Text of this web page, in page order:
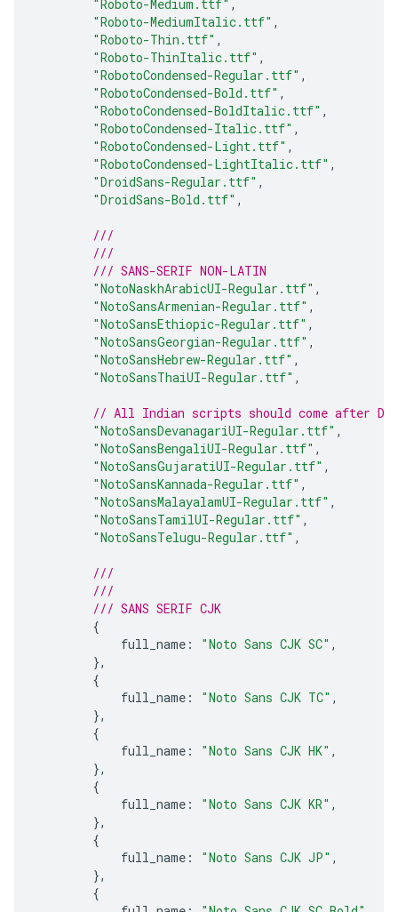
"Roboto-Medium.ttf" ,
"Roboto-MediumItalic.ttf" ,
"Roboto-Thin.ttf" ,
"Roboto-ThinItalic.ttf" ,
"RobotoCondensed-Regular.ttf" ,
"RobotoCondensed-Bold.ttf" ,
"RobotoCondensed-BoldItalic.ttf" ,
"RobotoCondensed-Italic.ttf" ,
"RobotoCondensed-Light.ttf" ,
"RobotoCondensed-LightItalic.ttf" ,
"DroidSans-Regular.ttf" ,
"DroidSans-Bold.ttf" ,
///
///
/// SANS-SERIF NON-LATIN
"NotoNaskhArabicUI-Regular.ttf" ,
"NotoSansArmenian-Regular.ttf" ,
"NotoSansEthiopic-Regular.ttf" ,
"NotoSansGeorgian-Regular.ttf" ,
"NotoSansHebrew-Regular.ttf" ,
"NotoSansThaiUI-Regular.ttf" ,
// All Indian scripts should come after
"NotoSansDevanagariUI-Regular.ttf" ,
"NotoSansBengaliUI-Regular.ttf" ,
"NotoSansGujaratiUI-Regular.ttf" ,
"NotoSansKannada-Regular.ttf" ,
"NotoSansMalayalamUI-Regular.ttf" ,
"NotoSansTamilUI-Regular.ttf" ,
"NotoSansTelugu-Regular.ttf" ,
///
///
/// SANS SERIF CJK
{
full_name : "Noto Sans CJK SC" ,
},
{
full_name : "Noto Sans CJK TC" ,
},
{
full_name : "Noto Sans CJK HK" ,
},
{
full_name : "Noto Sans CJK KR" ,
},
{
full_name : "Noto Sans CJK JP" ,
},
{